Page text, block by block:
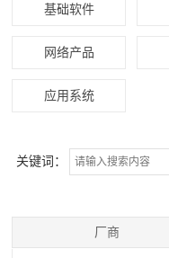
厂商
基础软件
网络产品
应用系统
关键词：